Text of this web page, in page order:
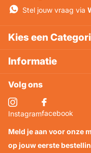
Stel jouw vraag via
Kies een
Informatie
Volg ons
Instagramfacebook
Meld je aan voor onze
op jouw eerste